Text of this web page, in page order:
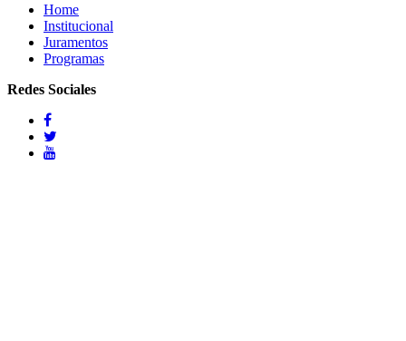
Home
Institucional
Juramentos
Programas
Redes Sociales